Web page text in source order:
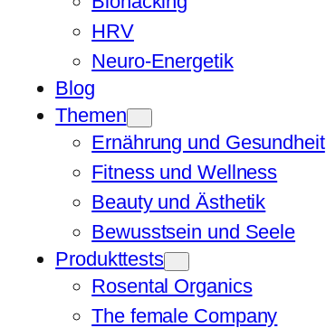
HRV
Neuro-Energetik
Blog
Themen
Ernährung und Gesundheit
Fitness und Wellness
Beauty und Ästhetik
Bewusstsein und Seele
Produkttests
Rosental Organics
The female Company